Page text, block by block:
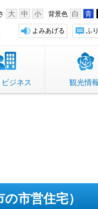
背景色 白 青
大 中 小
ふ
よみあげる
ジネス 観光情
市営住宅）